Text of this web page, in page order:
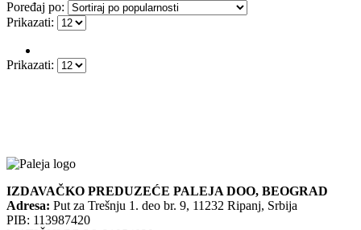
Poređaj po:
Prikazati:
Prikazati:
IZDAVAČKO PREDUZEĆE PALEJA DOO, BEOGRAD
Adresa: Put za Trešnju 1. deo br. 9, 11232 Ripanj, Srbija
PIB: 113987420